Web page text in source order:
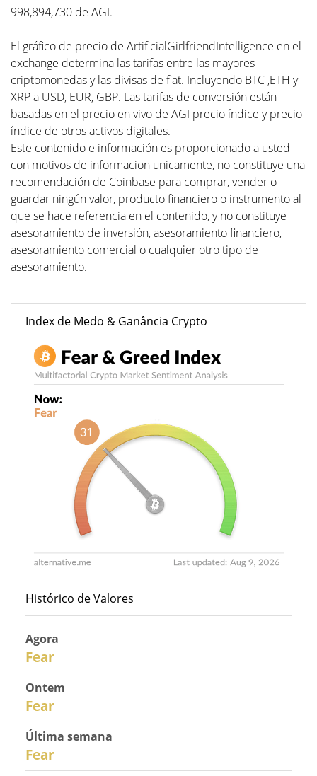
998,894,730 de AGI.
El gráfico de precio de ArtificialGirlfriendIntelligence en el
exchange determina las tarifas entre las mayores
criptomonedas y las divisas de fiat. Incluyendo BTC ,ETH y
XRP a USD, EUR, GBP. Las tarifas de conversión están
basadas en el precio en vivo de AGI precio índice y precio
índice de otros activos digitales.
Este contenido e información es proporcionado a usted
con motivos de informacion unicamente, no constituye una
recomendación de Coinbase para comprar, vender o
guardar ningún valor, producto financiero o instrumento al
que se hace referencia en el contenido, y no constituye
asesoramiento de inversión, asesoramiento financiero,
asesoramiento comercial o cualquier otro tipo de
asesoramiento.
Index de Medo & Ganância Crypto
Histórico de Valores
Agora
Fear
Ontem
Fear
Última semana
Fear